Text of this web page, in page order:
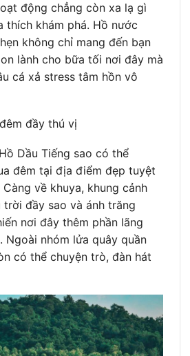
động chẳng còn xa lạ gì
thích khám phá. Hồ nước
không chỉ mang đến bạn
lành cho bữa tối nơi đây mà
cá xả stress tâm hồn vô
đầy thú vị
Dầu Tiếng sao có thể
đêm tại địa điểm đẹp tuyệt
về khuya, khung cảnh
đầy sao và ánh trăng
nơi đây thêm phần lãng
Ngoài nhóm lửa quây quần
có thể chuyện trò, đàn hát